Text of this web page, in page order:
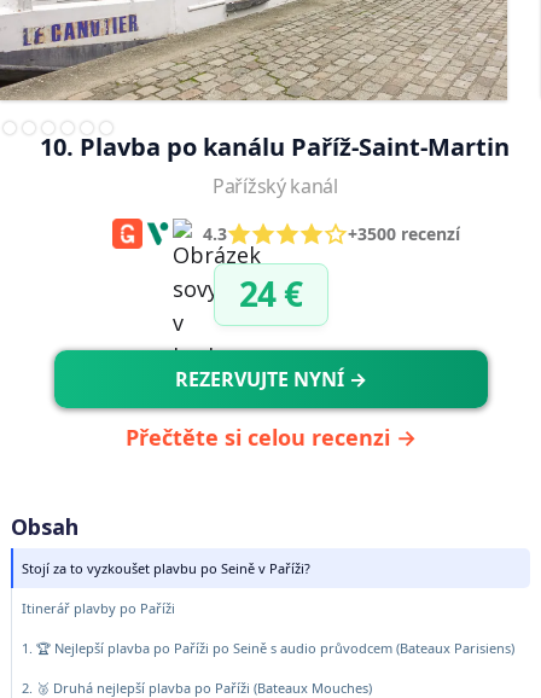
10. Plavba po kanálu Paříž-Saint-Martin
Pařížský kanál
4.3 +3500 recenzí
24 €
REZERVUJTE NYNÍ →
Přečtěte si celou recenzi →
Obsah
Stojí za to vyzkoušet plavbu po Seině v Paříži?
Itinerář plavby po Paříži
1. 🏆 Nejlepší plavba po Paříži po Seině s audio průvodcem (Bateaux Parisiens)
2. 🥈 Druhá nejlepší plavba po Paříži (Bateaux Mouches)